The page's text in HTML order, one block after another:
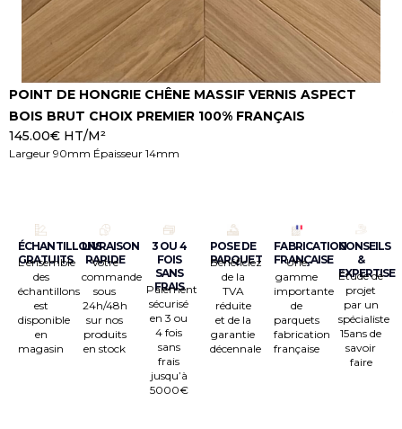
POINT DE HONGRIE CHÊNE MASSIF VERNIS ASPECT
BOIS BRUT CHOIX PREMIER 100% FRANÇAIS
145.00€ HT/M²
Largeur 90mm Épaisseur 14mm
ÉCHANTILLONS
GRATUITS
L’ensemble
des
échantillons
est
disponible
en
magasin
LIVRAISON
RAPIDE
Votre
commande
sous
24h/48h
sur nos
produits
en stock
3 OU 4
FOIS
SANS
FRAIS
Paiement
sécurisé
en 3 ou
4 fois
sans
frais
jusqu’à
5000€
POSE DE
PARQUET
Bénéficiez
de la
TVA
réduite
et de la
garantie
décennale
FABRICATION
FRANÇAISE
Une
gamme
importante
de
parquets
fabrication
française
CONSEILS
&
EXPERTISE
Étude de
projet
par un
spécialiste
15ans de
savoir
faire